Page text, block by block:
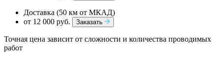
Доставка (50 км от МКАД)
от 12 000 руб.
Заказать
Точная цена зависит от сложности и количества проводимых
работ